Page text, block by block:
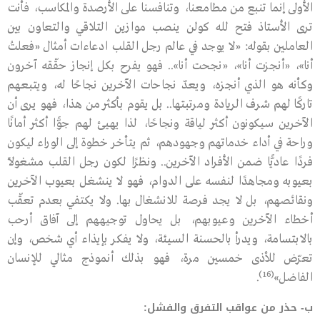
الأولى إنما تنبع من مطامعنا، وتنافسنا على الأرصدة والمكاسب، فأنت
ترى الأستاذ فتح ﷲ كولن ينصب موازين التلاقي والتعاون بين
العاملين بقوله: «لا يوجد في عالم رجل القلب ادعاءات أمثال «فعلتُ
أنا»، «أنجزت أنا»، «نجحت أنا».. فهو يفرح بكل إنجاز حقّقه آخرون
وكأنه هو الذي أنجزه، ويعدّ نجاحات الآخرين نجاحًا له، ويتبعهم
تاركًا لهم شرف الريادة ومرتبتها.. بل يقوم بأكثر من هذا، فهو يرى أن
الآخرين سيكونون أكثر لياقة ونجاحًا، لذا يهيئ لهم جوًّا أكثر أمانًا
وراحة في أداء خدماتهم وجهودهم، ثم يتأخر خطوة إلى الوراء ليكون
فردًا عاديًّا ضمن الأفراد الآخرين.. ونظرًا لكون رجل القلب مشغولاً
بعيوبه ومجاهدًا لنفسه على الدوام، فهو لا ينشغل بعيوب الآخرين
ونقائصهم، بل لا يجد فرصة للانشغال بها. ولا يكتفي بعدم تعقّب
أخطاء الآخرين وعيوبهم، بل يحاول توجيههم إلى آفاق أرحب
بالابتسامة، ويدرأ بالحسنة السيئة، ولا يفكر بإيذاء أي شخص، وإن
تعرّض للأذى خمسين مرة، فهو بذلك أنموذج مثالي للإنسان
الفاضل»(16)
.
ب- حذر من عواقب التفرق والفشل: